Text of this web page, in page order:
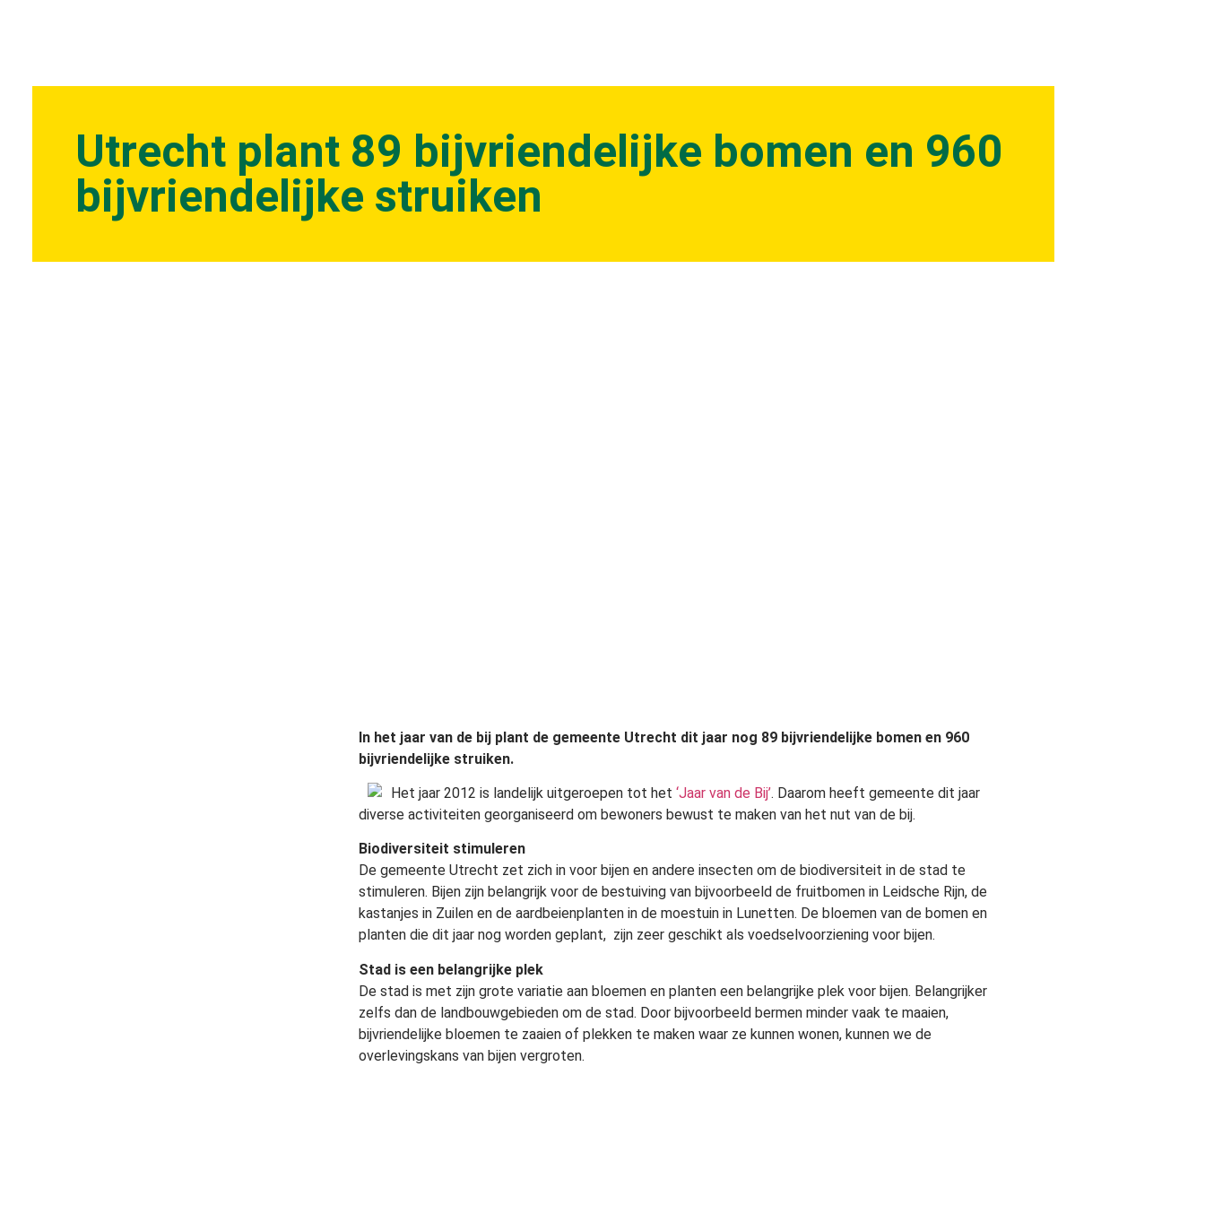
Utrecht plant 89 bijvriendelijke bomen en 960
bijvriendelijke struiken
In het jaar van de bij plant de gemeente Utrecht dit jaar nog 89 bijvriendelijke bomen en 960
bijvriendelijke struiken.
Het jaar 2012 is landelijk uitgeroepen tot het‘Jaar van de Bij’. Daarom heeft gemeente dit jaar
diverse activiteiten georganiseerd om bewoners bewust te maken van het nut van de bij.
Biodiversiteit stimuleren
De gemeente Utrecht zet zich in voor bijen en andere insecten om de biodiversiteit in de stad te
stimuleren. Bijen zijn belangrijk voor de bestuiving van bijvoorbeeld de fruitbomen in Leidsche Rijn, de
kastanjes in Zuilen en de aardbeienplanten in de moestuin in Lunetten. De bloemen van de bomen en
planten die dit jaar nog worden geplant, zijn zeer geschikt als voedselvoorziening voor bijen.
Stad is een belangrijke plek
De stad is met zijn grote variatie aan bloemen en planten een belangrijke plek voor bijen. Belangrijker
zelfs dan de landbouwgebieden om de stad. Door bijvoorbeeld bermen minder vaak te maaien,
bijvriendelijke bloemen te zaaien of plekken te maken waar ze kunnen wonen, kunnen we de
overlevingskans van bijen vergroten.